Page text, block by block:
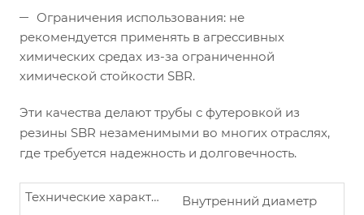
Ограничения использования: не
рекомендуется применять в агрессивных
химических средах из-за ограниченной
химической стойкости SBR.
Эти качества делают трубы с футеровкой из
резины SBR незаменимыми во многих отраслях,
где требуется надежность и долговечность.
Внутренний диаметр
Технические характеристики изделия